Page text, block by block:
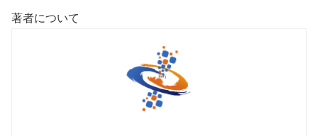
著者について